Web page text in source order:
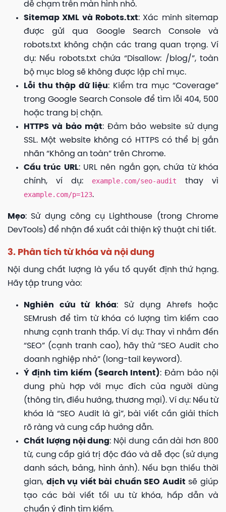
dễ chạm trên màn hình nhỏ.
Sitemap XML và Robots.txt: Xác minh sitemap
được gửi qua Google Search Console và
robots.txt không chặn các trang quan trọng. Ví
dụ: Nếu robots.txt chứa “Disallow: /blog/”, toàn
bộ mục blog sẽ không được lập chỉ mục.
Lỗi thu thập dữ liệu: Kiểm tra mục “Coverage”
trong Google Search Console để tìm lỗi 404, 500
hoặc trang bị chặn.
HTTPS và bảo mật: Đảm bảo website sử dụng
SSL. Một website không có HTTPS có thể bị gắn
nhãn “Không an toàn” trên Chrome.
Cấu trúc URL: URL nên ngắn gọn, chứa từ khóa
chính, ví dụ: example.com/seo-audit thay vì
example.com/p=123.
Mẹo: Sử dụng công cụ Lighthouse (trong Chrome
DevTools) để nhận đề xuất cải thiện kỹ thuật chi tiết.
3. Phân tích từ khóa và nội dung
Nội dung chất lượng là yếu tố quyết định thứ hạng.
Hãy tập trung vào:
Nghiên cứu từ khóa: Sử dụng Ahrefs hoặc
SEMrush để tìm từ khóa có lượng tìm kiếm cao
nhưng cạnh tranh thấp. Ví dụ: Thay vì nhắm đến
“SEO” (cạnh tranh cao), hãy thử “SEO Audit cho
doanh nghiệp nhỏ” (long-tail keyword).
Ý định tìm kiếm (Search Intent): Đảm bảo nội
dung phù hợp với mục đích của người dùng
(thông tin, điều hướng, thương mại). Ví dụ: Nếu từ
khóa là “SEO Audit là gì”, bài viết cần giải thích
rõ ràng và cung cấp hướng dẫn.
Chất lượng nội dung: Nội dung cần dài hơn 800
từ, cung cấp giá trị độc đáo và dễ đọc (sử dụng
danh sách, bảng, hình ảnh). Nếu bạn thiếu thời
gian, dịch vụ viết bài chuẩn SEO Audit sẽ giúp
tạo các bài viết tối ưu từ khóa, hấp dẫn và
chuẩn ý định tìm kiếm.